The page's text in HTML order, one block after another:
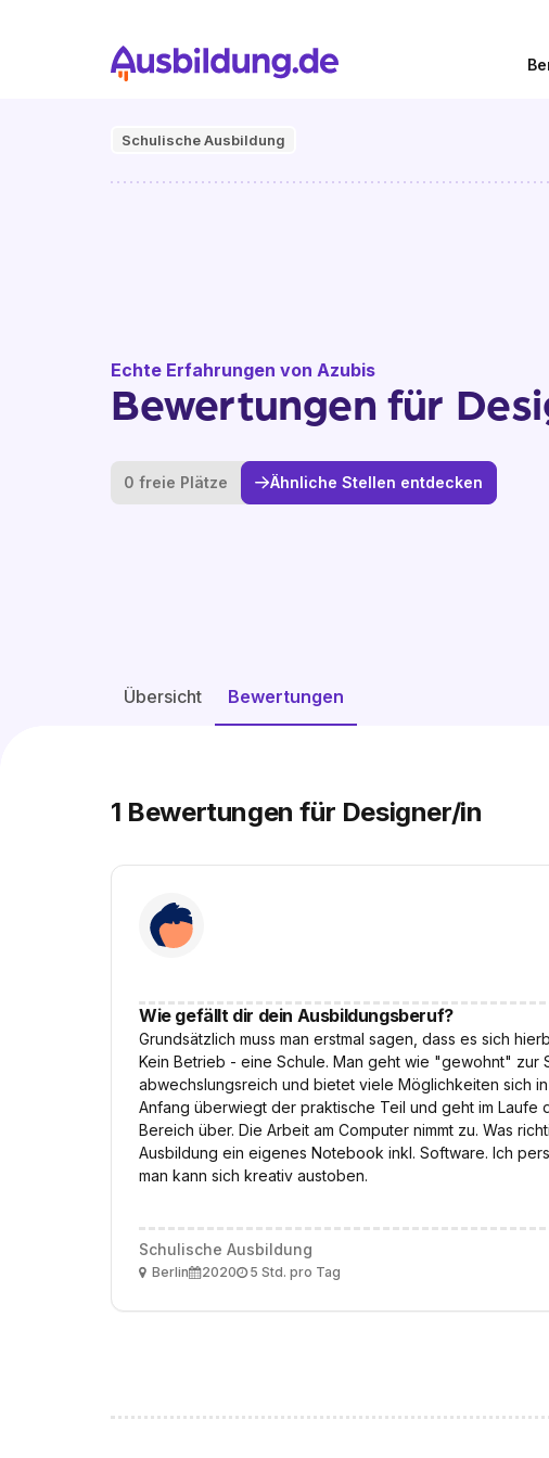
Schulische Ausbildung
Echte Erfahrungen von Azubis
Bewertungen für
0 freie Plätze Ähnliche Stellen entdecken
Übersicht Bewertungen
1 Bewertungen für Designer/in
Wie gefällt dir dein Ausbildungsberuf?
Grundsätzlich muss man erstmal sagen, dass es sich
Kein Betrieb - eine Schule. Man geht wie "gewohnt" zur
abwechslungsreich und bietet viele Möglichkeiten sich
Anfang überwiegt der praktische Teil und geht im Laufe
Bereich über. Die Arbeit am Computer nimmt zu. Was
Ausbildung ein eigenes Notebook inkl. Software. Ich
man kann sich kreativ austoben.
Schulische Ausbildung
OrtBerlinAusbildungsbeginn
2020Arbeitszeit
5 Std. pro Tag